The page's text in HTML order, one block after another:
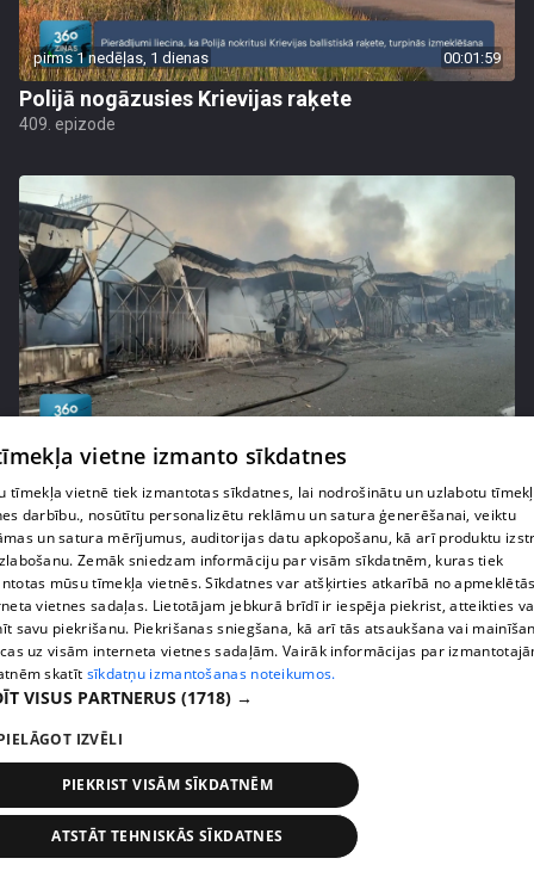
pirms 1 nedēļas, 1 dienas 00:01:59
Polijā nogāzusies Krievijas raķete
409. epizode
Ukrainā piedzīvots viens no pēdējā laika
lielākajiem Krievijas uzbrukumiem
409. epizode
pirms 1 nedēļas, 1 dienas
vietne izmanto sīkdatnes
tīmekļa vietnē tiek izmantotas sīkdatnes, lai nodrošinātu un uzlabotu
darbību., nosūtītu personalizētu reklāmu un satura ģenerēšanai, veiktu
un satura mērījumus, auditorijas datu apkopošanu, kā arī produktu
Zemāk sniedzam informāciju par visām sīkdatnēm, kuras tiek
mūsu tīmekļa vietnēs. Sīkdatnes var atšķirties atkarībā no
vietnes sadaļas. Lietotājam jebkurā brīdī ir iespēja piekrist, atteikties
savu piekrišanu. Piekrišanas sniegšana, kā arī tās atsaukšana vai
uz visām interneta vietnes sadaļām. Vairāk informācijas par
skatīt sīkdatņu izmantošanas noteikumos.
VISUS PARTNERUS (1718) →
IZVĒLI
PIEKRIST VISĀM SĪKDATNĒM
ATSTĀT TEHNISKĀS SĪKDATNES